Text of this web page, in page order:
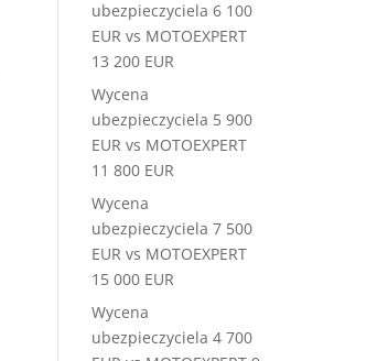
ubezpieczyciela 6 100
EUR vs MOTOEXPERT
13 200 EUR
Wycena
ubezpieczyciela 5 900
EUR vs MOTOEXPERT
11 800 EUR
Wycena
ubezpieczyciela 7 500
EUR vs MOTOEXPERT
15 000 EUR
Wycena
ubezpieczyciela 4 700